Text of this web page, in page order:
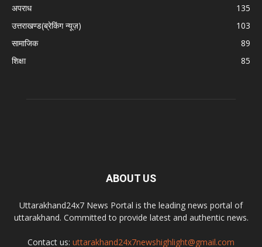
अपराध
135
उत्तराखण्ड(ब्रेकिंग न्यूज़)
103
सामाजिक
89
शिक्षा
85
ABOUT US
Uttarakhand24x7 News Portal is the leading news portal of
uttarakhand. Committed to provide latest and authentic news.
Contact us: uttarakhand24x7newshighlight@gmail.com